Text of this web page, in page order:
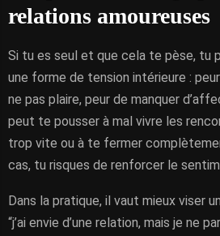
relations amoureuses
Si tu es seul et que cela te pèse, tu
une forme de tension intérieure :
ne pas plaire, peur de manquer
peut te pousser à mal vivre les
trop vite ou à te fermer
cas, tu risques de renforcer le
Dans la pratique, il vaut mieux viser
“j’ai envie d’une relation, mais je ne